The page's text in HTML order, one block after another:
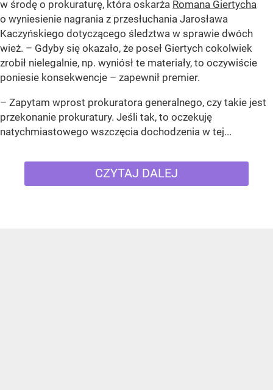
w środę o prokuraturę, która oskarża Romana Giertycha
o wyniesienie nagrania z przesłuchania Jarosława
Kaczyńskiego dotyczącego śledztwa w sprawie dwóch
wież. – Gdyby się okazało, że poseł Giertych cokolwiek
zrobił nielegalnie, np. wyniósł te materiały, to oczywiście
poniesie konsekwencje – zapewnił premier.
– Zapytam wprost prokuratora generalnego, czy takie jest
przekonanie prokuratury. Jeśli tak, to oczekuję
natychmiastowego wszczęcia dochodzenia w tej...
CZYTAJ DALEJ